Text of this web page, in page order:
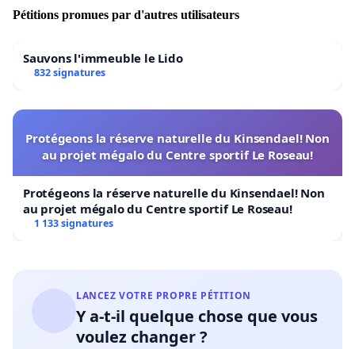
Pétitions promues par d'autres utilisateurs
Sauvons l'immeuble le Lido
832 signatures
Protégeons la réserve naturelle du Kinsendael! Non
au projet mégalo du Centre sportif Le Roseau!
Protégeons la réserve naturelle du Kinsendael! Non
au projet mégalo du Centre sportif Le Roseau!
1 133 signatures
LANCEZ VOTRE PROPRE PÉTITION
Y a-t-il quelque chose que vous
voulez changer ?